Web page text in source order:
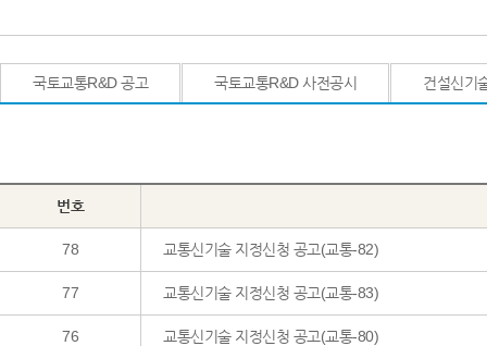
국토교통R&D 공고 국토교통R&D 사전공시 건설신기
번호
78 교통신기술 지정신청 공고(교통-82)
77 교통신기술 지정신청 공고(교통-83)
76 교통신기술 지정신청 공고(교통-80)